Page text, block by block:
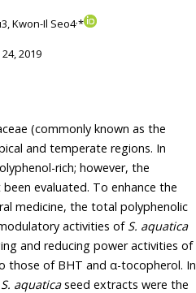
Kwon-Il Seo4,*
24, 2019
(commonly known as the
and temperate regions. In
rich; however, the
evaluated. To enhance the
medicine, the total polyphenolic
activities of S. aquatica
and reducing power activities of
those of BHT and α-tocopherol. In
S. aquaticaseed extracts were the